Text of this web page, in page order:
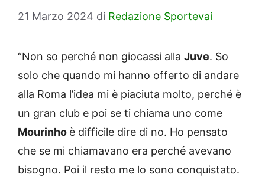
21 Marzo 2024 di Redazione Sportevai
“Non so perché non giocassi alla Juve. So
solo che quando mi hanno offerto di andare
alla Roma l’idea mi è piaciuta molto, perché è
un gran club e poi se ti chiama uno come
Mourinho è difficile dire di no. Ho pensato
che se mi chiamavano era perché avevano
bisogno. Poi il resto me lo sono conquistato.